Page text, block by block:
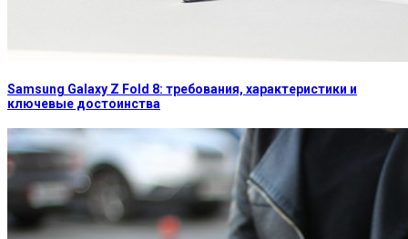
Samsung Galaxy Z Fold 8: требования, характеристики и
ключевые достоинства